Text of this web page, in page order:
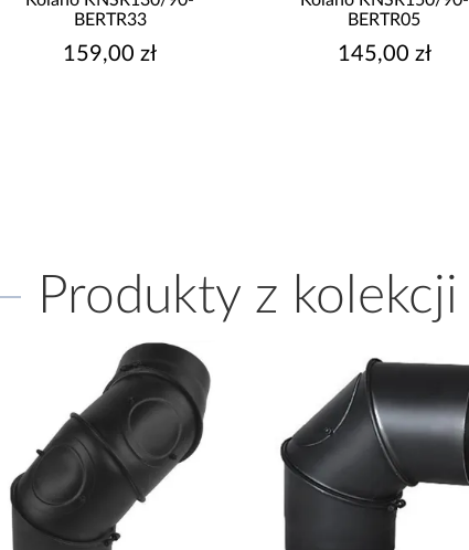
BERTR33
159,00 zł
BERTR05
145,00 zł
Produkty z kolekcji